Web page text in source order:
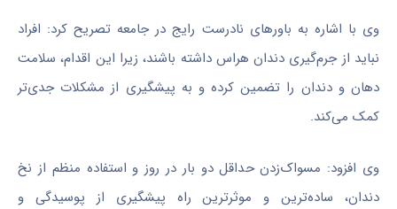
وی با اشاره به باورهای نادرست رایج در جامعه تصریح کرد: افراد
نباید از جرم‌گیری دندان هراس داشته باشند، زیرا این اقدام، سلامت
دهان و دندان را تضمین کرده و به پیشگیری از مشکلات جدی‌تر
کمک می‌کند.
وی افزود: مسواک‌زدن حداقل دو بار در روز و استفاده منظم از نخ
دندان، ساده‌ترین و موثرترین راه پیشگیری از پوسیدگی و